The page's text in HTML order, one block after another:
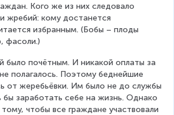
Кого же из них следовало
жребий: кому достанется
избранным. (Бобы – плоды
фасоли.)
было почётным. И никакой оплаты за
полагалось. Поэтому беднейшие
от жеребьёвки. Им было не до службы
бы заработать себе на жизнь. Однако
чтобы все граждане участвовали